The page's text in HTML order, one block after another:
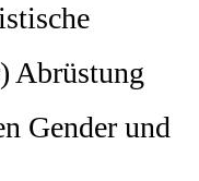
Abrüstung
Gender und